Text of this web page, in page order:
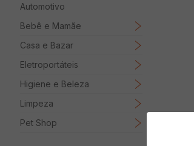
Automotivo
Bebê e Mamãe
Casa e Bazar
Eletroportáteis
Higiene e Beleza
Limpeza
Pet Shop